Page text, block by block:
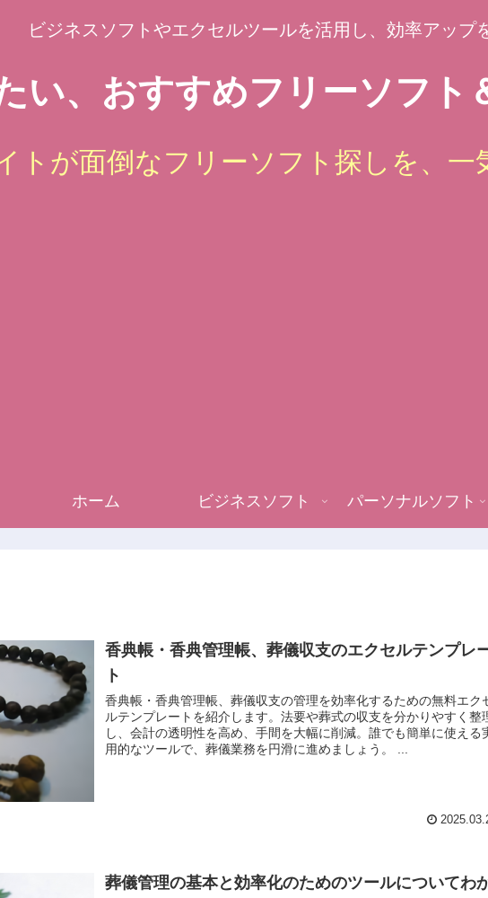
ビジネスソフトやエクセルツールを活用し、効率アップ
い、おすすめフリーソフト
トが面倒なフリーソフト探しを、一
ホーム ビジネスソフト パーソナルソフト
香典帳・香典管理帳、葬儀収支のエクセルテンプレ
ト
香典帳・香典管理帳、葬儀収支の管理を効率化するための無料エク
ルテンプレートを紹介します。法要や葬式の収支を分かりやすく整
し、会計の透明性を高め、手間を大幅に削減。誰でも簡単に使える
用的なツールで、葬儀業務を円滑に進めましょう。 ...
葬儀管理の基本と効率化のためのツールについてわ